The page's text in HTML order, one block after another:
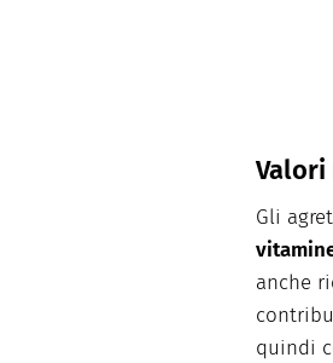
Gli
anche
quindi